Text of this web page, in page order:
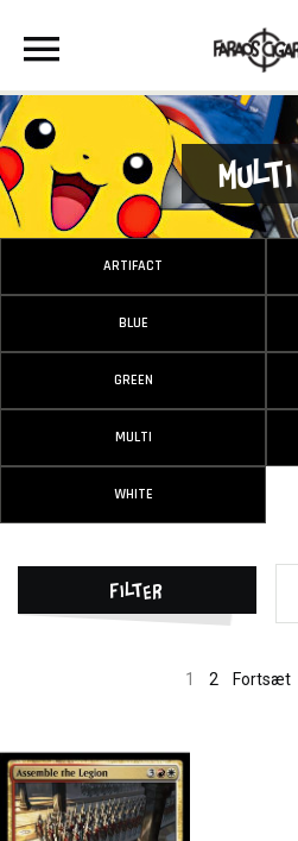
Multi
ARTIFACT
BLUE
GREEN
MULTI
WHITE
Filter
1 2 Fortsæt